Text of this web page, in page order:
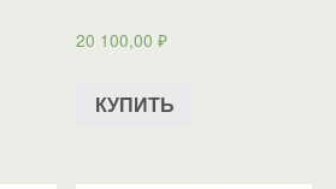
20 100,00₽
КУПИТЬ